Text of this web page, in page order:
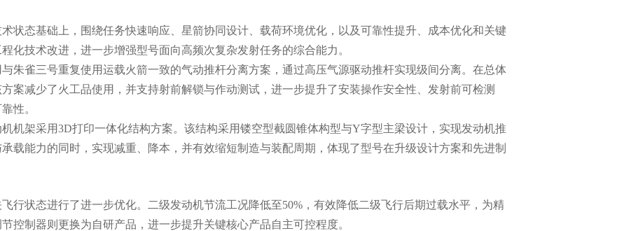
状态基础上，围绕任务快速响应、星箭协同设计、载荷环境优化，以及可靠性提升、成本优化和关键
化技术改进，进一步增强型号面向高频次复杂发射任务的综合能力。
朱雀三号重复使用运载火箭一致的气动推杆分离方案，通过高压气源驱动推杆实现级间分离。在总体
案减少了火工品使用，并支持射前解锁与作动测试，进一步提升了安装操作安全性、发射前可检测
性。
机架采用3D打印一体化结构方案。该结构采用镂空型截圆锥体构型与Y字型主梁设计，实现发动机推
载能力的同时，实现减重、降本，并有效缩短制造与装配周期，体现了型号在升级设计方案和先进制
行状态进行了进一步优化。二级发动机节流工况降低至50%，有效降低二级飞行后期过载水平，为精
控制器则更换为自研产品，进一步提升关键核心产品自主可控程度。